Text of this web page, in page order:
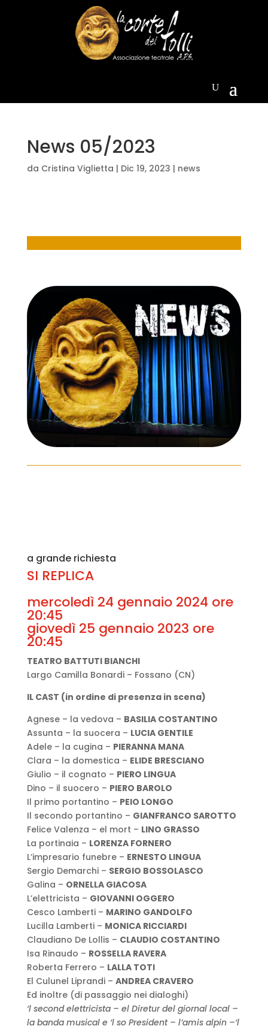
News 05/2023
da Cristina Viglietta | Dic 19, 2023 | news
a grande richiesta
SI REPLICA
mercoledì 24 gennaio 2024 ore
20:45
giovedì 25 gennaio 2023 ore
20:45
TEATRO BATTUTI BIANCHI
Largo Camilla Bonardi – Fossano (CN)
IL CAST (in ordine di presenza in scena)
Agnese – la vedova – BASILIA COSTANTINO
Assunta – la suocera – LUCIA GENTILE
Adele – la cugina – PIERANNA MANA
Clara – la domestica – ELIDE BRESCIANO
Giulio – il cognato – PIERO LINGUA
Dino – il suocero – PIERO BAROLO
Il primo portantino – PEIO LONGO
Il secondo portantino – GIANFRANCO SAROTTO
Felice Valenza – el mort – LINO GRASSO
La portinaia – LORENZA FORNERO
L’impresario funebre – ERNESTO LINGUA
Sergio Demarchi – SERGIO BOSSOLASCO
Galina – ORNELLA GIACOSA
L’elettricista – GIOVANNI OGGERO
Cesco Lamberti – MARINO GANDOLFO
Lucilla Lamberti – MONICA RICCIARDI
Claudiano De Lollis – CLAUDIO COSTANTINO
Isa Rinaudo – ROSSELLA RAVERA
Roberta Ferrero – LALLA TOTI
El Culunel Liprandi – ANDREA CRAVERO
Ed inoltre (di passaggio nei dialoghi)
‘l second elettricista – el Diretur del giornal local –
la banda musical e ‘l so President – l’amis alpin –‘l